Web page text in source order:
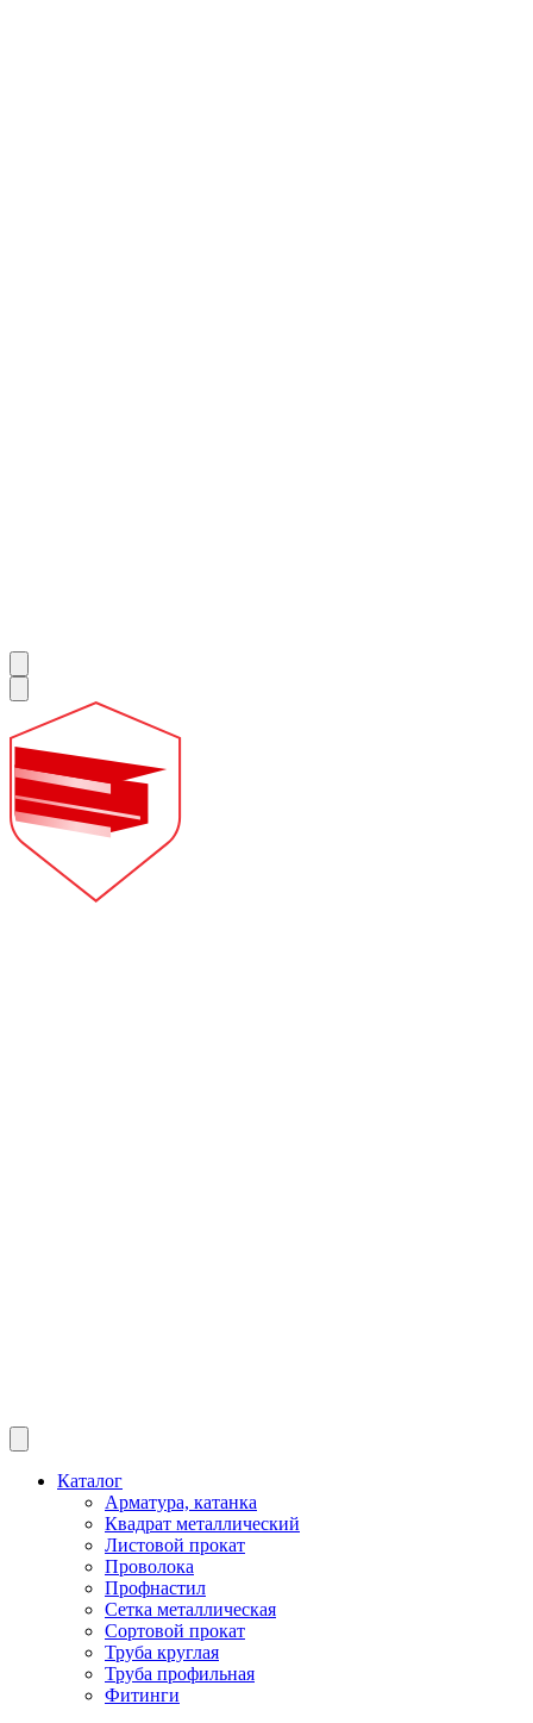
Каталог
Арматура, катанка
Квадрат металлический
Листовой прокат
Проволока
Профнастил
Сетка металлическая
Сортовой прокат
Труба круглая
Труба профильная
Фитинги